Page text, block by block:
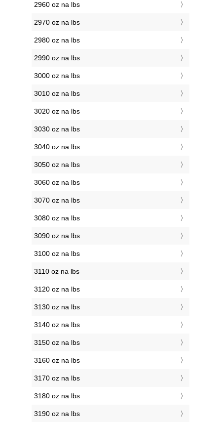
2960 oz na lbs
2970 oz na lbs
2980 oz na lbs
2990 oz na lbs
3000 oz na lbs
3010 oz na lbs
3020 oz na lbs
3030 oz na lbs
3040 oz na lbs
3050 oz na lbs
3060 oz na lbs
3070 oz na lbs
3080 oz na lbs
3090 oz na lbs
3100 oz na lbs
3110 oz na lbs
3120 oz na lbs
3130 oz na lbs
3140 oz na lbs
3150 oz na lbs
3160 oz na lbs
3170 oz na lbs
3180 oz na lbs
3190 oz na lbs